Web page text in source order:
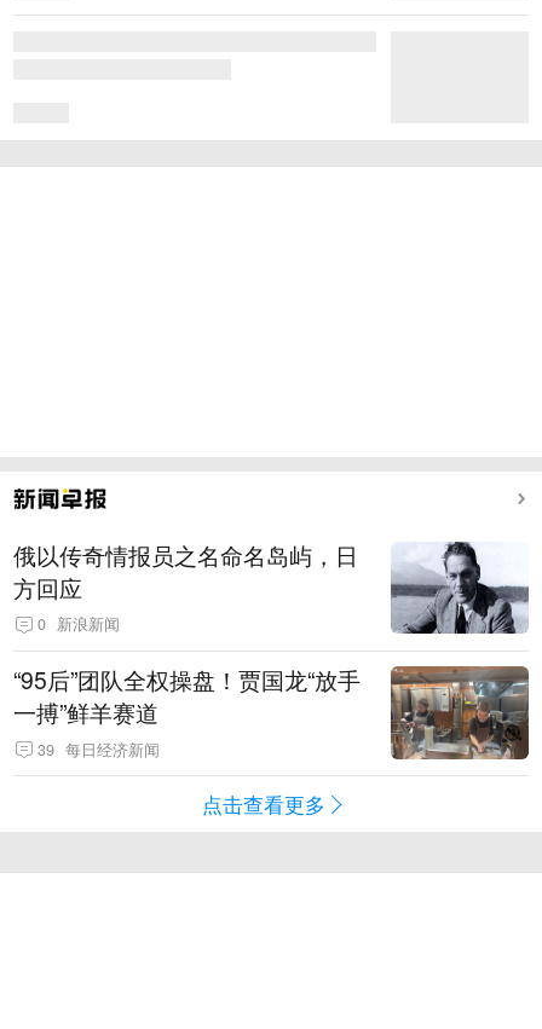
俄以传奇情报员之名命名岛屿，日
方回应
0 新浪新闻
“95后”团队全权操盘！贾国龙“放手
一搏”鲜羊赛道
39 每日经济新闻
点击查看更多